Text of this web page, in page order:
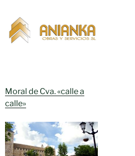
Moral de Cva. «calle a
calle»